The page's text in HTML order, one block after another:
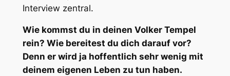
Interview zentral.
Wie kommst du in deinen Volker Tempel
rein? Wie bereitest du dich darauf vor?
Denn er wird ja hoffentlich sehr wenig mit
deinem eigenen Leben zu tun haben.